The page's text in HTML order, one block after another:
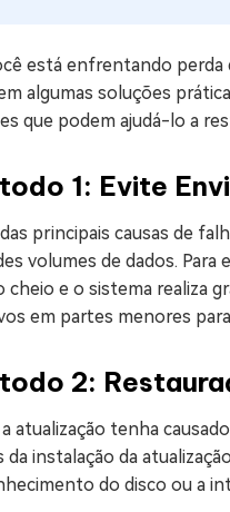
está enfrentando perda
algumas soluções
que podem ajudá-lo a
1: Evite
principais causas de
volumes de dados.
cheio e o sistema realiza
em partes menores
2:
a atualização tenha
da instalação da
do disco ou a